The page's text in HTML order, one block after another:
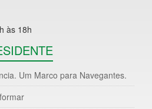
às 18h
Um Marco para Navegantes.